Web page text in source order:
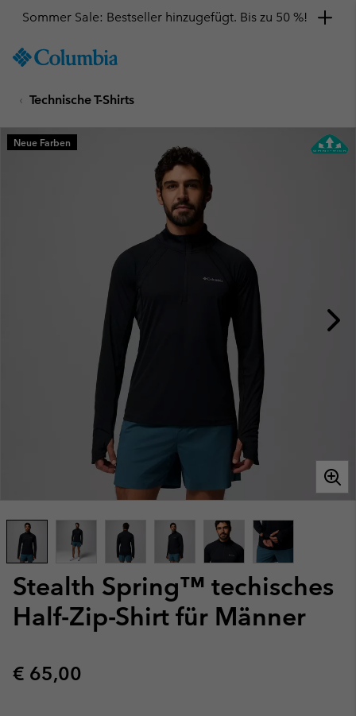
TO
SKIP
MAIN
NAV
Sommer Sale: Bestseller hinzugefügt. Bis zu 50 %!
Technische T-Shirts
Stealth Spring™ techisches
Half-Zip-Shirt für Männer
Regular price:
€ 65,00
Neue Farben